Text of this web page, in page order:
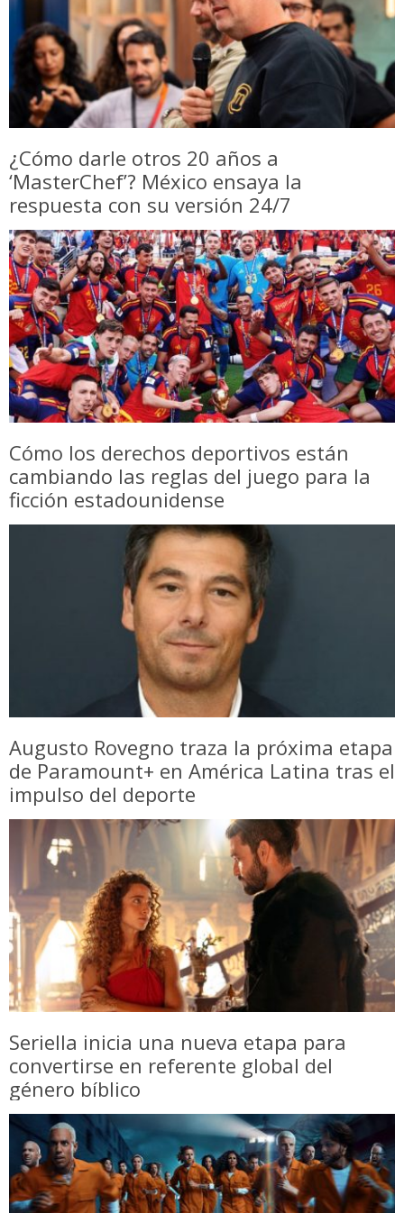
¿Cómo darle otros 20 años a
‘MasterChef’? México ensaya la
respuesta con su versión 24/7
Cómo los derechos deportivos están
cambiando las reglas del juego para la
ficción estadounidense
Augusto Rovegno traza la próxima etapa
de Paramount+ en América Latina tras el
impulso del deporte
Seriella inicia una nueva etapa para
convertirse en referente global del
género bíblico